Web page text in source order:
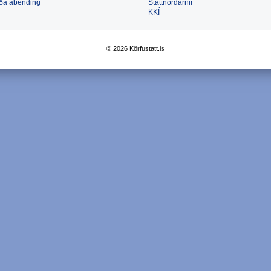
ábending
Stattnördarnir
KKÍ
© 2026 Körfustatt.is